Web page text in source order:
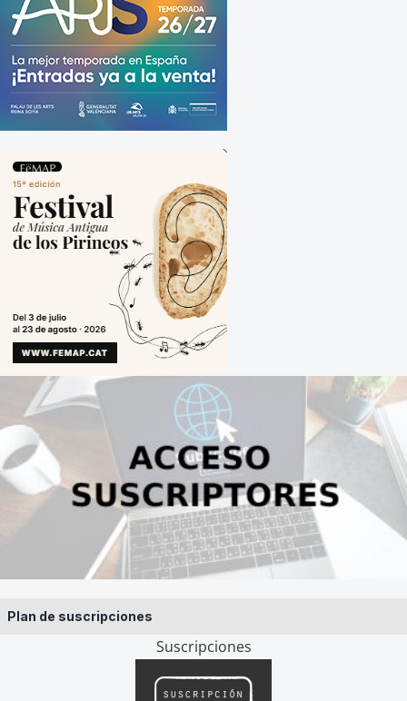
Plan de suscripciones
Suscripciones